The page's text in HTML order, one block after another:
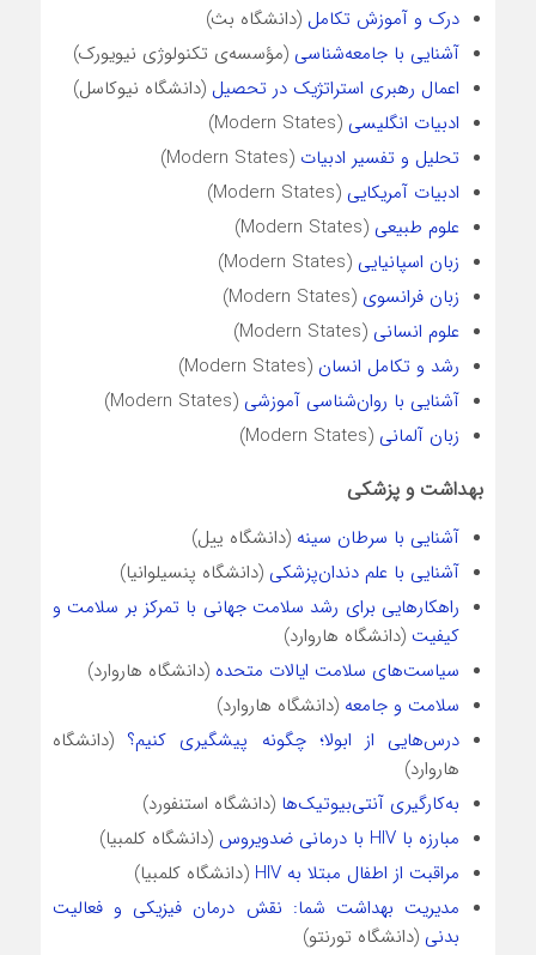
درک و آموزش تکامل (دانشگاه بث)
آشنایی با جامعه‌شناسی (مؤسسه‌ی تکنولوژی نیویورک)
اعمال رهبری استراتژیک در تحصیل (دانشگاه نیوکاسل)
ادبیات انگلیسی (Modern States)
تحلیل و تفسیر ادبیات (Modern States)
ادبیات آمریکایی (Modern States)
علوم طبیعی (Modern States)
زبان اسپانیایی (Modern States)
زبان فرانسوی (Modern States)
علوم انسانی (Modern States)
رشد و تکامل انسان (Modern States)
آشنایی با روان‌شناسی آموزشی (Modern States)
زبان آلمانی (Modern States)
بهداشت و پزشکی
آشنایی با سرطان سینه (دانشگاه ییل)
آشنایی با علم دندان‌پزشکی (دانشگاه پنسیلوانیا)
راهکارهایی برای رشد سلامت جهانی با تمرکز بر سلامت و
کیفیت (دانشگاه هاروارد)
سیاست‌های سلامت ایالات متحده (دانشگاه هاروارد)
سلامت و جامعه (دانشگاه هاروارد)
درس‌هایی از ابولا؛ چگونه پیشگیری کنیم؟ (دانشگاه
هاروارد)
به‌کارگیری آنتی‌بیوتیک‌ها (دانشگاه استنفورد)
مبارزه با HIV با درمانی ضدویروس
(دانشگاه کلمبیا)
مراقبت از اطفال مبتلا به HIV
(دانشگاه کلمبیا)
مدیریت بهداشت شما: نقش درمان فیزیکی و فعالیت
بدنی (دانشگاه تورنتو)